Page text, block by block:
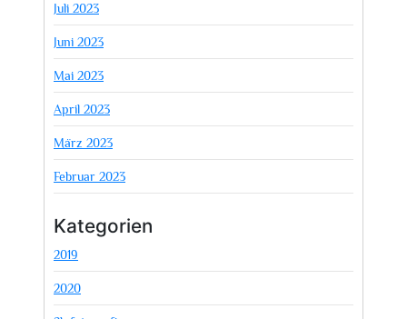
Juli 2023
Juni 2023
Mai 2023
April 2023
März 2023
Februar 2023
Kategorien
2019
2020